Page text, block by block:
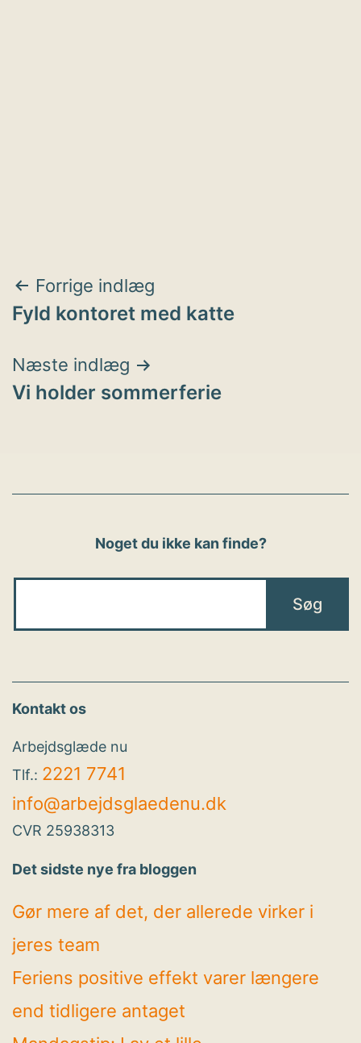
Indlægsnavigation
Forrige indlæg
Fyld kontoret med katte
Næste indlæg
Vi holder sommerferie
Noget du ikke kan finde?
Kontakt os
Arbejdsglæde nu
Tlf.: 2221 7741
info@arbejdsglaedenu.dk
CVR 25938313
Det sidste nye fra bloggen
Gør mere af det, der allerede virker i
jeres team
Feriens positive effekt varer længere
end tidligere antaget